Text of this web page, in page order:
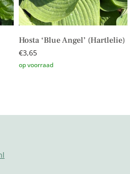
Hosta ‘Blue Angel’ (Hartlelie)
€3,65